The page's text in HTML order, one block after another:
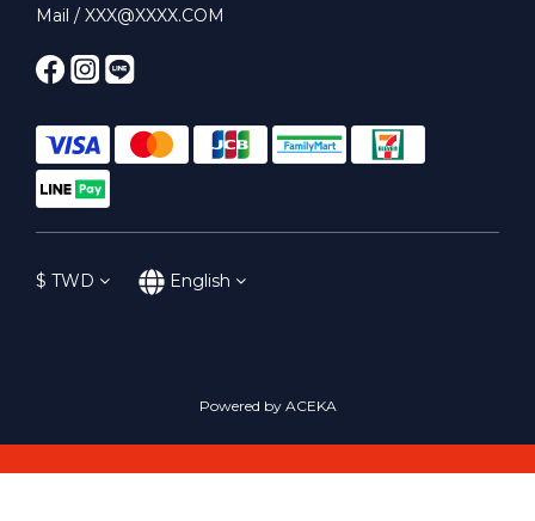
Mail / XXX@XXXX.COM
$ TWD English
Powered by ACEKA